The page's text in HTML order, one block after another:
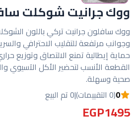
ووك جرانيت شوكلت
ووك سافلون جرانيت تركي باللون
حماية إيطالية تمنع الالتصاق وتوزيع
القطعة الأنسب لتحضير الأكل الآسيوي
صحية وسهلة.
0(0 التقييمات) |0 تم البيع
EGP1495